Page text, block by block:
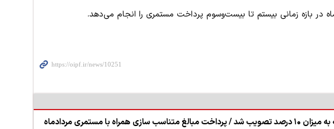
بازه زمانی بیستم تا بیست‌وسوم پرداخت مستمری را انجام می‌دهد.
همراه با مستمری مردادماه